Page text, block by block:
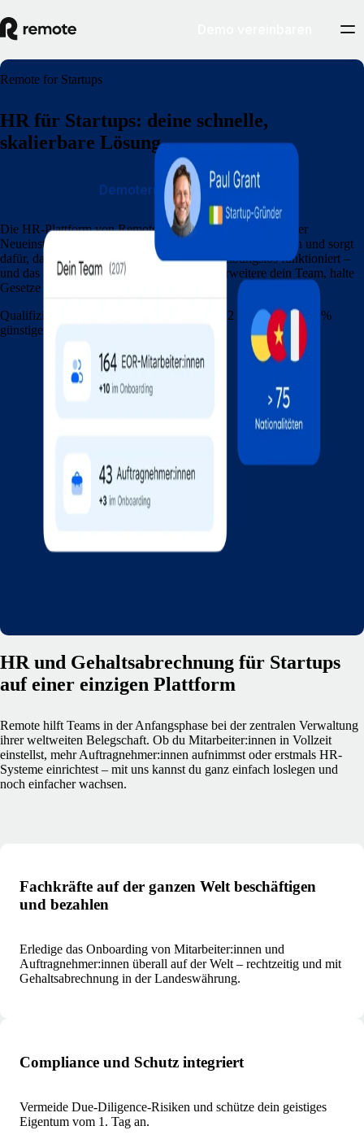
Remote for Startups
HR für Startups: deine schnelle,
skalierbare Lösung
Die HR-Plattform von Remote für Startups hilft dir bei jeder
Neueinstellung mit einem Onboarding in wenigen Minuten und sorgt
dafür, dass die globale Gehaltsabrechnung reibungslos funktioniert –
und das alles mit einer einzigen Plattform. Erweitere dein Team, halte
Gesetze ein und stell schnell Personal ein.
Qualifizierte Startups erhalten Remote nun 12 Monate lang 15 %
günstiger.
Demotermin vereinbaren
HR und Gehaltsabrechnung für Startups
auf einer einzigen Plattform
Remote hilft Teams in der Anfangsphase bei der zentralen Verwaltung
ihrer weltweiten Belegschaft. Ob du Mitarbeiter:innen in Vollzeit
einstellst, mehr Auftragnehmer:innen aufnimmst oder erstmals HR-
Systeme einrichtest – mit uns kannst du ganz einfach loslegen und
noch einfacher wachsen.
Fachkräfte auf der ganzen Welt beschäftigen
und bezahlen
Erledige das Onboarding von Mitarbeiter:innen und
Auftragnehmer:innen überall auf der Welt – rechtzeitig und mit
Gehaltsabrechnung in der Landeswährung.
Compliance und Schutz integriert
Vermeide Due-Diligence-Risiken und schütze dein geistiges
Eigentum vom 1. Tag an.